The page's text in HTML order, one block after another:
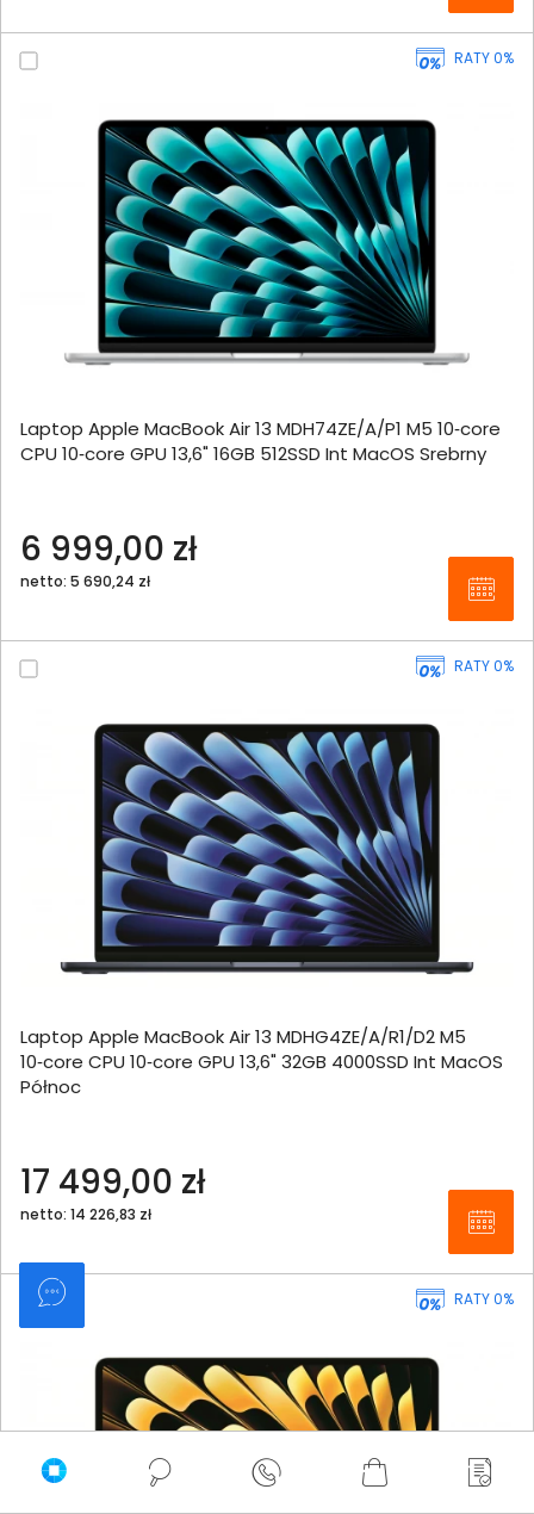
RATY 0%
Laptop Apple MacBook Air 13 MDH74ZE/A/P1 M5 10‑core
CPU 10‑core GPU 13,6" 16GB 512SSD Int MacOS Srebrny
6 999,00 zł
netto: 5 690,24 zł
RATY 0%
Laptop Apple MacBook Air 13 MDHG4ZE/A/R1/D2 M5
10‑core CPU 10‑core GPU 13,6" 32GB 4000SSD Int MacOS
Północ
17 499,00 zł
netto: 14 226,83 zł
RATY 0%